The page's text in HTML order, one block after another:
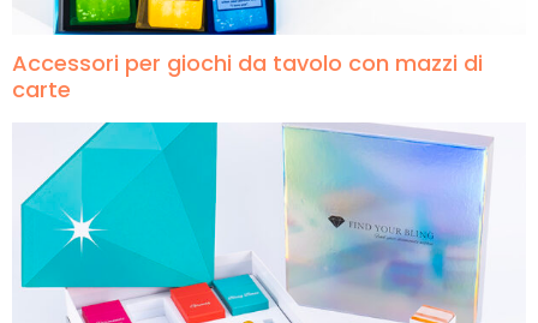
Accessori per giochi da tavolo con mazzi di
carte